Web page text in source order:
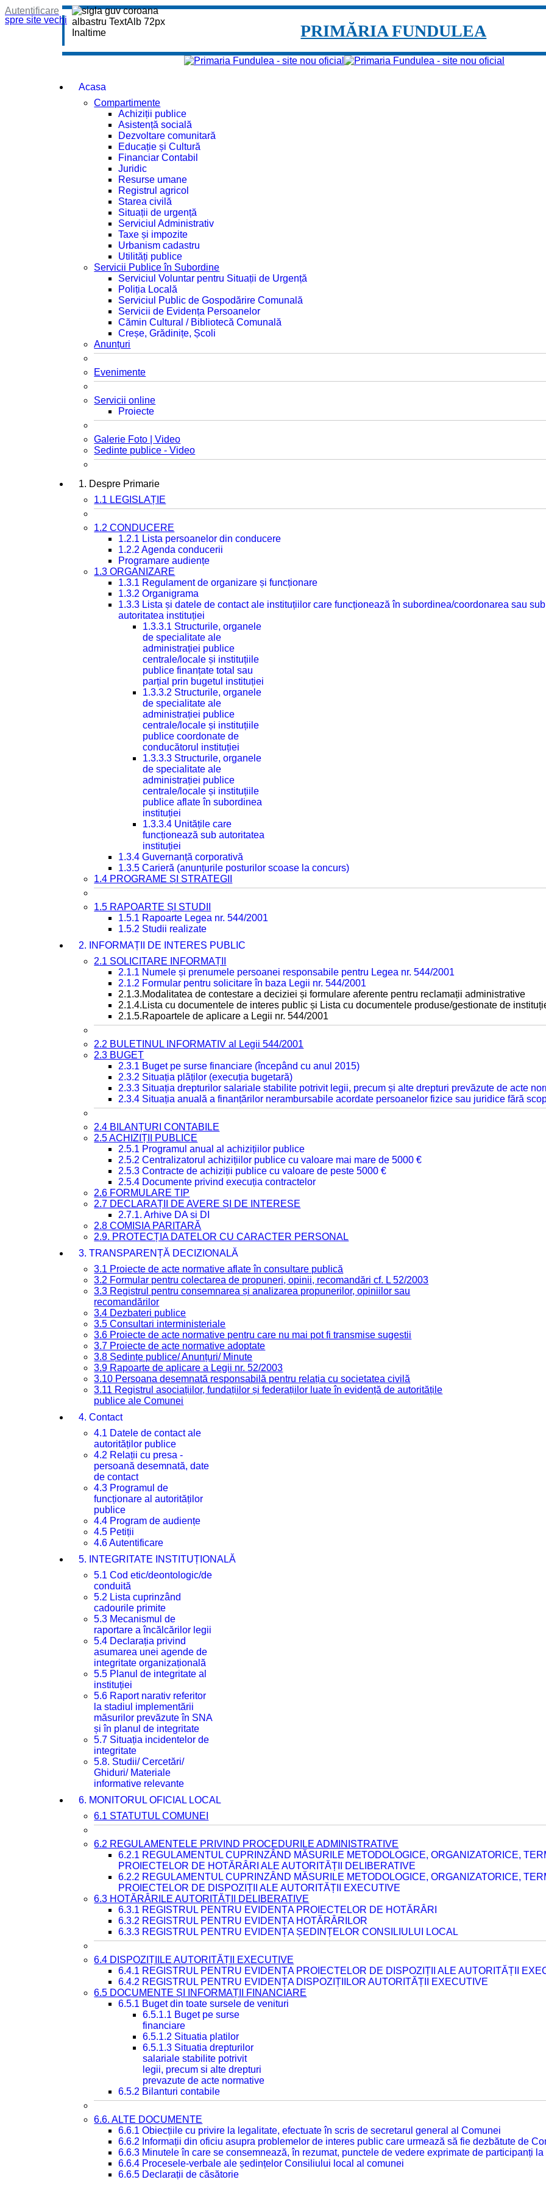
spre site vechi
Autentificare
PRIMĂRIA FUNDULEA
Acasa
Compartimente
Achiziții publice
Asistență socială
Dezvoltare comunitară
Educație și Cultură
Financiar Contabil
Juridic
Resurse umane
Registrul agricol
Starea civilă
Situații de urgență
Serviciul Administrativ
Taxe și impozite
Urbanism cadastru
Utilități publice
Servicii Publice în Subordine
Serviciul Voluntar pentru Situații de Urgență
Poliția Locală
Serviciul Public de Gospodărire Comunală
Servicii de Evidența Persoanelor
Cămin Cultural / Bibliotecă Comunală
Creșe, Grădinițe, Școli
Anunțuri
Evenimente
Servicii online
Proiecte
Galerie Foto | Video
Sedinte publice - Video
1. Despre Primarie
1.1 LEGISLAȚIE
1.2 CONDUCERE
1.2.1 Lista persoanelor din conducere
1.2.2 Agenda conducerii
Programare audiențe
1.3 ORGANIZARE
1.3.1 Regulament de organizare și funcționare
1.3.2 Organigrama
1.3.3 Lista și datele de contact ale instituțiilor care funcționează în subordinea/coordonarea sau sub
autoritatea instituției
1.3.3.1 Structurile, organele
de specialitate ale
administrației publice
centrale/locale și instituțiile
publice finanțate total sau
parțial prin bugetul instituției
1.3.3.2 Structurile, organele
de specialitate ale
administrației publice
centrale/locale și instituțiile
publice coordonate de
conducătorul instituției
1.3.3.3 Structurile, organele
de specialitate ale
administrației publice
centrale/locale și instituțiile
publice aflate în subordinea
instituției
1.3.3.4 Unitățile care
funcționează sub autoritatea
instituției
1.3.4 Guvernanță corporativă
1.3.5 Carieră (anunțurile posturilor scoase la concurs)
1.4 PROGRAME ȘI STRATEGII
1.5 RAPOARTE ȘI STUDII
1.5.1 Rapoarte Legea nr. 544/2001
1.5.2 Studii realizate
2. INFORMAȚII DE INTERES PUBLIC
2.1 SOLICITARE INFORMAȚII
2.1.1 Numele și prenumele persoanei responsabile pentru Legea nr. 544/2001
2.1.2 Formular pentru solicitare în baza Legii nr. 544/2001
2.1.3.Modalitatea de contestare a deciziei și formulare aferente pentru reclamații administrative
2.1.4.Lista cu documentele de interes public și Lista cu documentele produse/gestionate de
2.1.5.Rapoartele de aplicare a Legii nr. 544/2001
2.2 BULETINUL INFORMATIV al Legii 544/2001
2.3 BUGET
2.3.1 Buget pe surse financiare (începând cu anul 2015)
2.3.2 Situația plăților (execuția bugetară)
2.3.3 Situația drepturilor salariale stabilite potrivit legii, precum și alte drepturi prevăzute de acte
2.3.4 Situația anuală a finanțărilor nerambursabile acordate persoanelor fizice sau juridice fără
2.4 BILANȚURI CONTABILE
2.5 ACHIZIȚII PUBLICE
2.5.1 Programul anual al achizițiilor publice
2.5.2 Centralizatorul achizițiilor publice cu valoare mai mare de 5000 €
2.5.3 Contracte de achiziții publice cu valoare de peste 5000 €
2.5.4 Documente privind execuția contractelor
2.6 FORMULARE TIP
2.7 DECLARAȚII DE AVERE ȘI DE INTERESE
2.7.1. Arhive DA si DI
2.8 COMISIA PARITARĂ
2.9. PROTECȚIA DATELOR CU CARACTER PERSONAL
3. TRANSPARENȚĂ DECIZIONALĂ
3.1 Proiecte de acte normative aflate în consultare publică
3.2 Formular pentru colectarea de propuneri, opinii, recomandări cf. L 52/2003
3.3 Registrul pentru consemnarea și analizarea propunerilor, opiniilor sau
recomandărilor
3.4 Dezbateri publice
3.5 Consultari interministeriale
3.6 Proiecte de acte normative pentru care nu mai pot fi transmise sugestii
3.7 Proiecte de acte normative adoptate
3.8 Ședințe publice/ Anunțuri/ Minute
3.9 Rapoarte de aplicare a Legii nr. 52/2003
3.10 Persoana desemnată responsabilă pentru relația cu societatea civilă
3.11 Registrul asociațiilor, fundațiilor și federațiilor luate în evidență de autoritățile
publice ale Comunei
4. Contact
4.1 Datele de contact ale
autorităților publice
4.2 Relații cu presa -
persoană desemnată, date
de contact
4.3 Programul de
funcționare al autorităților
publice
4.4 Program de audiențe
4.5 Petiții
4.6 Autentificare
5. INTEGRITATE INSTITUȚIONALĂ
5.1 Cod etic/deontologic/de
conduită
5.2 Lista cuprinzând
cadourile primite
5.3 Mecanismul de
raportare a încălcărilor legii
5.4 Declarația privind
asumarea unei agende de
integritate organizațională
5.5 Planul de integritate al
instituției
5.6 Raport narativ referitor
la stadiul implementării
măsurilor prevăzute în SNA
și în planul de integritate
5.7 Situația incidentelor de
integritate
5.8. Studii/ Cercetări/
Ghiduri/ Materiale
informative relevante
6. MONITORUL OFICIAL LOCAL
6.1 STATUTUL COMUNEI
6.2 REGULAMENTELE PRIVIND PROCEDURILE ADMINISTRATIVE
6.2.1 REGULAMENTUL CUPRINZÂND MĂSURILE METODOLOGICE, ORGANIZATORICE,
PROIECTELOR DE HOTĂRÂRI ALE AUTORITĂȚII DELIBERATIVE
6.2.2 REGULAMENTUL CUPRINZÂND MĂSURILE METODOLOGICE, ORGANIZATORICE,
PROIECTELOR DE DISPOZIȚII ALE AUTORITĂȚII EXECUTIVE
6.3 HOTĂRÂRILE AUTORITĂȚII DELIBERATIVE
6.3.1 REGISTRUL PENTRU EVIDENȚA PROIECTELOR DE HOTĂRÂRI
6.3.2 REGISTRUL PENTRU EVIDENȚA HOTĂRÂRILOR
6.3.3 REGISTRUL PENTRU EVIDENȚA ȘEDINȚELOR CONSILIULUI LOCAL
6.4 DISPOZIȚIILE AUTORITĂȚII EXECUTIVE
6.4.1 REGISTRUL PENTRU EVIDENȚA PROIECTELOR DE DISPOZIȚII ALE AUTORITĂȚII
6.4.2 REGISTRUL PENTRU EVIDENȚA DISPOZIȚIILOR AUTORITĂȚII EXECUTIVE
6.5 DOCUMENTE ȘI INFORMAȚII FINANCIARE
6.5.1 Buget din toate sursele de venituri
6.5.1.1 Buget pe surse
financiare
6.5.1.2 Situatia platilor
6.5.1.3 Situatia drepturilor
salariale stabilite potrivit
legii, precum si alte drepturi
prevazute de acte normative
6.5.2 Bilanturi contabile
6.6. ALTE DOCUMENTE
6.6.1 Obiecțiile cu privire la legalitate, efectuate în scris de secretarul general al Comunei
6.6.2 Informații din oficiu asupra problemelor de interes public care urmează să fie dezbătute de
6.6.3 Minutele în care se consemnează, în rezumat, punctele de vedere exprimate de participanți
6.6.4 Procesele-verbale ale ședințelor Consiliului local al comunei
6.6.5 Declarații de căsătorie